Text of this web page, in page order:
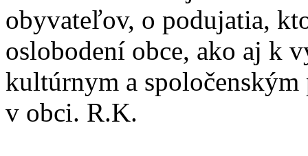
obyvateľov, o podujatia,
oslobodení obce, ako aj k
kultúrnym a
v obci. R.K.